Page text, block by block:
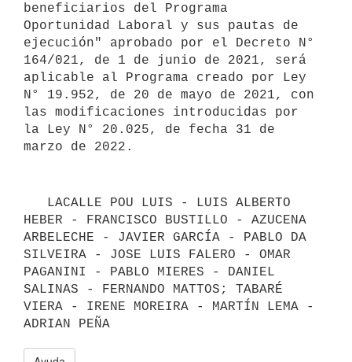
beneficiarios del Programa
Oportunidad Laboral y sus pautas de
ejecución" aprobado por el Decreto N°
164/021, de 1 de junio de 2021, será
aplicable al Programa creado por Ley
N° 19.952, de 20 de mayo de 2021, con
las modificaciones introducidas por
la Ley N° 20.025, de fecha 31 de
HEBER - FRANCISCO BUSTILLO - AZUCENA
ARBELECHE - JAVIER GARCÍA - PABLO DA
SILVEIRA - JOSE LUIS FALERO - OMAR
PAGANINI - PABLO MIERES - DANIEL
SALINAS - FERNANDO MATTOS; TABARÉ
VIERA - IRENE MOREIRA - MARTÍN LEMA -
ADRIAN PEÑA